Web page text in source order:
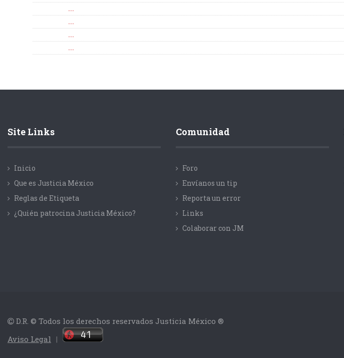
Site Links
Inicio
Que es Justicia México
Reglas de Etiqueta
¿Quién patrocina Justicia México?
Comunidad
Foro
Envíanos un tip
Reporta un error
Links
Colaborar con JM
D.R. © Todos los derechos reservados Justicia México ®
Aviso Legal |